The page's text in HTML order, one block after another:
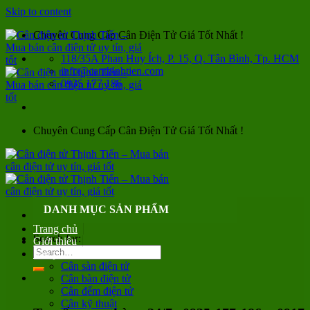
Skip to content
Chuyên Cung Cấp Cân Điện Tử Giá Tốt Nhất !
118/35A Phan Huy Ích, P. 15, Q. Tân Bình, Tp. HCM
info@canthinhtien.com
0935 177 186
Chuyên Cung Cấp Cân Điện Tử Giá Tốt Nhất !
Search for:
DANH MỤC SẢN PHẨM
Trang chủ
Giới thiệu
Sản phẩm
Cân sàn điện tử
Cân bàn điện tử
Cân đếm điện tử
Cân kỹ thuật